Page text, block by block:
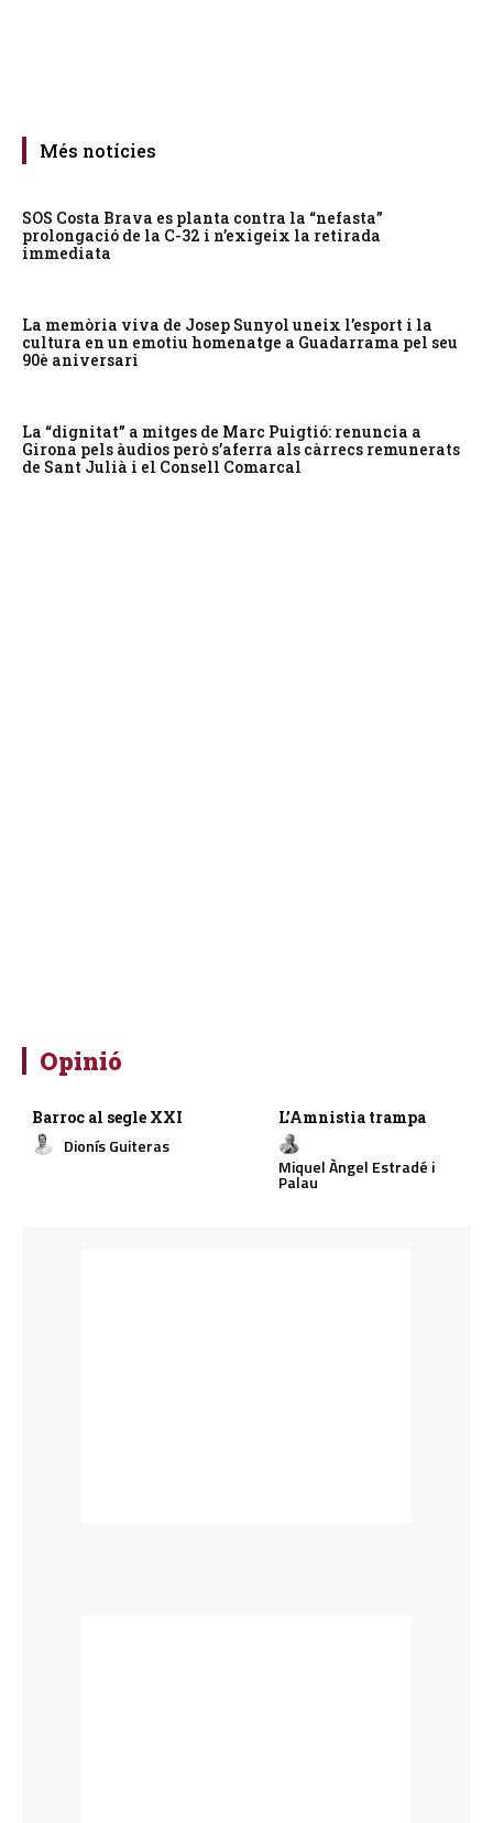
Més notícies
SOS Costa Brava es planta contra la “nefasta”
prolongació de la C-32 i n’exigeix la retirada
immediata
La memòria viva de Josep Sunyol uneix l’esport i la
cultura en un emotiu homenatge a Guadarrama pel seu
90è aniversari
La “dignitat” a mitges de Marc Puigtió: renuncia a
Girona pels àudios però s’aferra als càrrecs remunerats
de Sant Julià i el Consell Comarcal
Opinió
Barroc al segle XXI
Dionís Guiteras
L’Amnistia trampa
Miquel Àngel Estradé i
Palau